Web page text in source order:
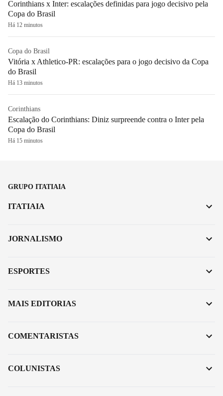
Corinthians x Inter: escalações definidas para jogo decisivo pela
Copa do Brasil
Há 12 minutos
Copa do Brasil
Vitória x Athletico-PR: escalações para o jogo decisivo da Copa
do Brasil
Há 13 minutos
Corinthians
Escalação do Corinthians: Diniz surpreende contra o Inter pela
Copa do Brasil
Há 15 minutos
GRUPO ITATIAIA
ITATIAIA
JORNALISMO
ESPORTES
MAIS EDITORIAS
COMENTARISTAS
COLUNISTAS